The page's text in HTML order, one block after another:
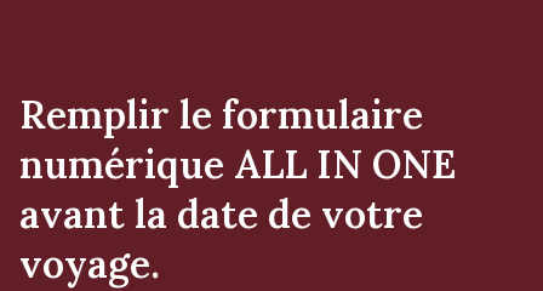
Remplir le formulaire
numérique ALL IN ONE
avant la date de votre
voyage.